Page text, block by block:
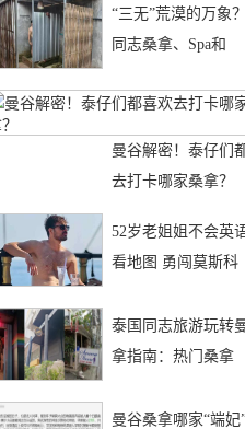
“三无”荒漠的万象
同志桑拿、Spa和
曼谷解密！泰仔们
去打卡哪家桑拿？
52岁老姐姐不会英
看地图 勇闯莫斯科
泰国同志旅游玩转
拿指南：热门桑拿
曼谷桑拿哪家“端妃